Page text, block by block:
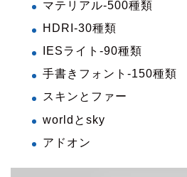
マテリアル-500種類
HDRI-30種類
IESライト-90種類
手書きフォント-150種類
スキンとファー
worldとsky
アドオン